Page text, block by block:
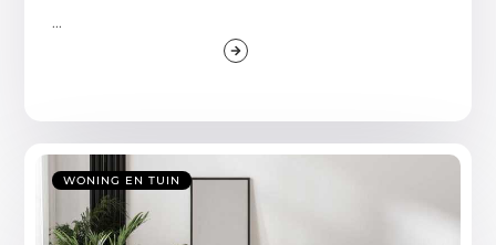
...
WONING EN TUIN